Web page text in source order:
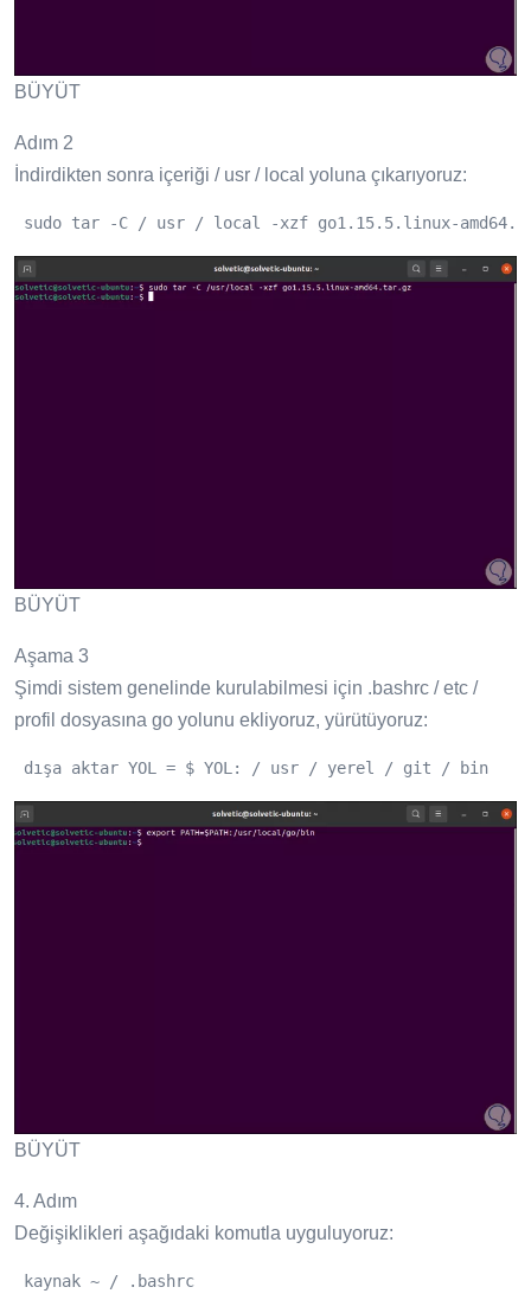
BÜYÜT
Adım 2
İndirdikten sonra içeriği / usr / local yoluna çıkarıyoruz:
sudo tar -C / usr / local -xzf go1.15.5.linux-
BÜYÜT
Aşama 3
Şimdi sistem genelinde kurulabilmesi için .bashrc / etc /
profil dosyasına go yolunu ekliyoruz, yürütüyoruz:
dışa aktar YOL = $ YOL: / usr / yerel / git / bin
BÜYÜT
4. Adım
Değişiklikleri aşağıdaki komutla uyguluyoruz:
kaynak ~ / .bashrc